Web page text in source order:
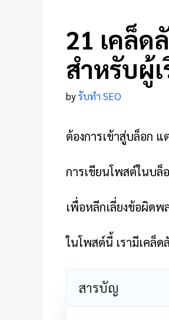
21 เคล็ด
สำหรับผู้
byรับทำ SEO
ต้องการเข้าสู่บล็อก
การเขียนโพสต์ในบล็
เพื่อหลีกเลี่ยงข้อผิด
ในโพสต์นี้ เรามีเคล็
สารบัญ